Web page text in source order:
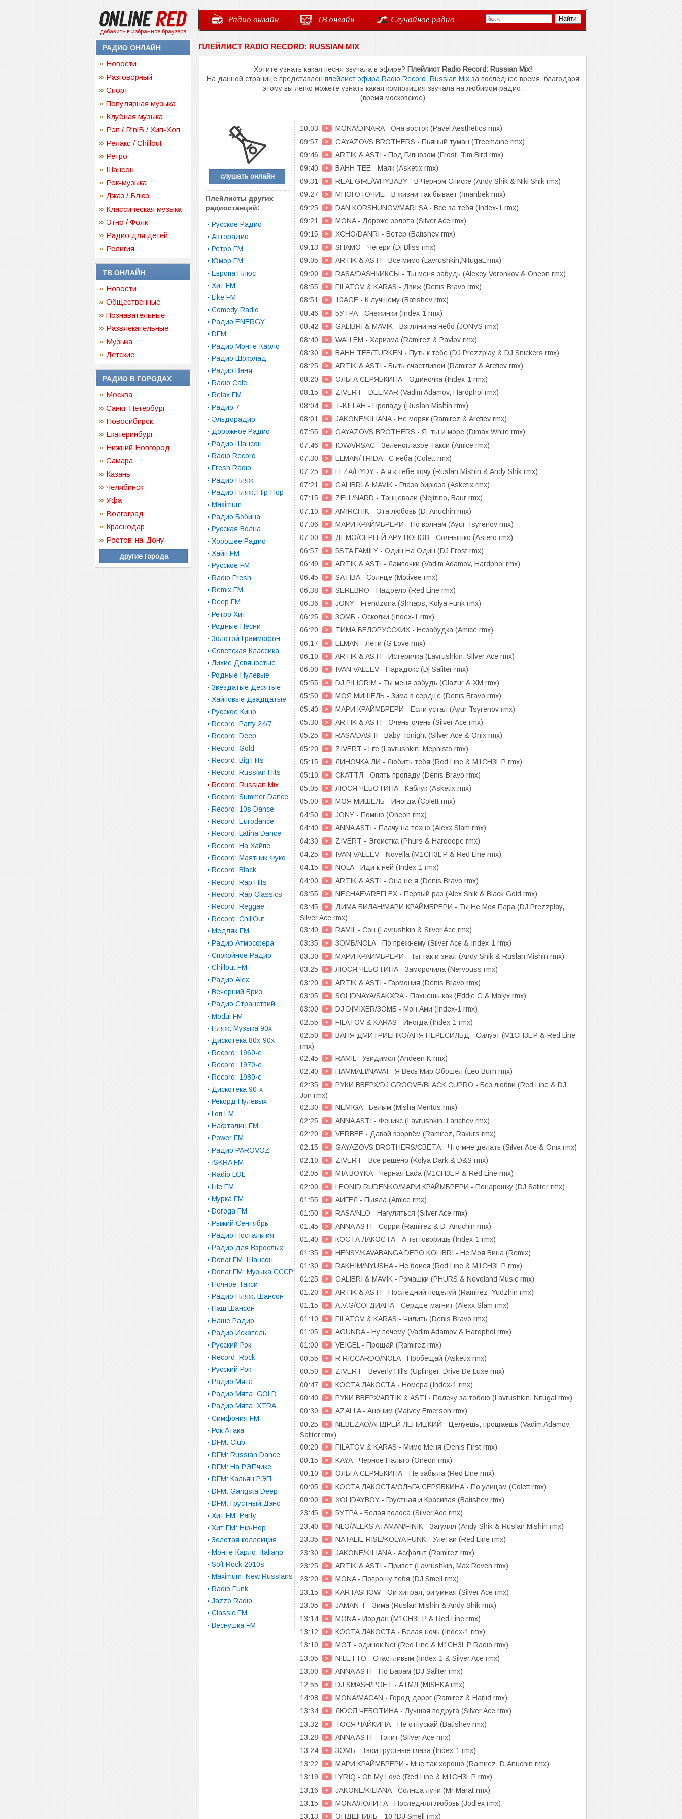
добавить в избранное браузера
Радио онлайн ТВ онлайн Случайное радио
РАДИО ОНЛАЙН
Новости
Разговорный
Спорт
Популярная музыка
Клубная музыка
Рэп / R'n'B / Хип-Хоп
Релакс / Chillout
Ретро
Шансон
Рок-музыка
Джаз / Блюз
Классическая музыка
Этно / Фолк
Радио для детей
Религия
ТВ ОНЛАЙН
Новости
Общественные
Познавательные
Развлекательные
Музыка
Детские
РАДИО В ГОРОДАХ
Москва
Санкт-Петербург
Новосибирск
Екатеринбург
Нижний Новгород
Самара
Казань
Челябинск
Уфа
Волгоград
Краснодар
Ростов-на-Дону
другие города
ПЛЕЙЛИСТ RADIO RECORD: RUSSIAN MIX
Хотите узнать какая песня звучала в эфире? Плейлист Radio Record: Russian Mix!
На данной странице представлен плейлист эфира Radio Record: Russian Mixза последнее время, благодаря
этому вы легко можете узнать какая композиция звучала на любимом радио.
(время московское)
слушать онлайн
Плейлисты других
радиостанций:
Русское Радио
Авторадио
Ретро FM
Юмор FM
Европа Плюс
Хит FM
Like FM
Comedy Radio
Радио ENERGY
DFM
Радио Монте-Карло
Радио Шоколад
Радио Ваня
Radio Cafe
Relax FM
Радио 7
Эльдорадио
Дорожное Радио
Радио Шансон
Radio Record
Fresh Radio
Радио Пляж
Радио Пляж: Hip-Hop
Maximum
Радио Бобина
Русская Волна
Хорошее Радио
Хайп FM
Русское FM
Radio Fresh
Remix FM
Deep FM
Ретро Хит
Родные Песни
Золотой Граммофон
Советская Классика
Лихие Девяностые
Родные Нулевые
Звездатые Десятые
Хайповые Двадцатые
Русское Кино
Record: Party 24/7
Record: Deep
Record: Gold
Record: Big Hits
Record: Russian Hits
Record: Russian Mix
Record: Summer Dance
Record: 10s Dance
Record: Eurodance
Record: Latina Dance
Record: На Хайпе
Record: Маятник Фуко
Record: Black
Record: Rap Hits
Record: Rap Classics
Record: Reggae
Record: ChillOut
Медляк FM
Радио Атмосфера
Спокойное Радио
Chillout FM
Радио Alex
Вечерний Бриз
Радио Странствий
Modul FM
Пляж: Музыка 90х
Дискотека 80х-90х
Record: 1960-e
Record: 1970-e
Record: 1980-e
Дискотека 90-х
Рекорд Нулевых
Гоп FM
Нафталин FM
Power FM
Радио PAROVOZ
ISKRA FM
Radio LOL
Life FM
Мурка FM
Doroga FM
Рыжий Сентябрь
Радио Ностальгия
Радио для Взрослых
Donat FM: Шансон
Donat FM: Музыка СССР
Ночное Такси
Радио Пляж: Шансон
Наш Шансон
Наше Радио
Радио Искатель
Русский Рок
Record: Rock
Русский Рок
Радио Мята
Радио Мята: GOLD
Радио Мята: XTRA
Симфония FM
Рок Атака
DFM: Club
DFM: Russian Dance
DFM: На РЭПчике
DFM: Кальян РЭП
DFM: Gangsta Deep
DFM: Грустный Дэнс
Хит FM: Party
Хит FM: Hip-Hop
Золотая коллекция
Монте-Карло: Italiano
Soft Rock 2010s
Maximum: New Russians
Radio Funk
Jazzo Radio
Classic FM
Веснушка FM
10:03
MONA/DINARA - Она восток (Pavel Aesthetics rmx)
09:57
GAYAZOVS BROTHERS - Пьяный туман (Treemaine rmx)
09:46
ARTIK & ASTI - Под Гипнозом (Frost, Tim Bird rmx)
09:40
BAHH TEE - Маяк (Asketix rmx)
09:31
REAL GIRL/WHYBABY - В Чёрном Списке (Andy Shik & Niki Shik rmx)
09:27
МНОГОТОЧИЕ - В жизни так бывает (Imanbek rmx)
09:25
DAN KORSHUNOV/MARI SA - Все за тебя (Index-1 rmx)
09:21
MONA - Дороже золота (Silver Ace rmx)
09:15
XCHO/DANRI - Ветер (Batishev rmx)
09:13
SHAMO - Чегери (Dj Bliss rmx)
09:05
ARTIK & ASTI - Все мимо (Lavrushkin,NitugaL rmx)
09:00
RASA/DASHI/ИКСЫ - Ты меня забудь (Alexey Voronkov & Oneon rmx)
08:55
FILATOV & KARAS - Движ (Denis Bravo rmx)
08:51
10AGE - К лучшему (Batishev rmx)
08:46
5УТРА - Снежинки (Index-1 rmx)
08:42
GALIBRI & MAVIK - Взгляни на небо (JONVS rmx)
08:40
WALLEM - Харизма (Ramirez & Pavlov rmx)
08:30
BAHH TEE/TURKEN - Путь к тебе (DJ Prezzplay & DJ Snickers rmx)
08:25
ARTIK & ASTI - Быть счастливои (Ramirez & Arefiev rmx)
08:20
ОЛЬГА СЕРЯБКИНА - Одиночка (Index-1 rmx)
08:15
ZIVERT - DEL MAR (Vadim Adamov, Hardphol rmx)
08:04
T-KILLAH - Пропаду (Ruslan Mishin rmx)
08:01
JAKONE/KILIANA - Не моряк (Ramirez & Arefiev rmx)
07:55
GAYAZOVS BROTHERS - Я, ты и море (Dimax White rmx)
07:46
IOWA/RSAC - Зеленоглазое Такси (Amice rmx)
07:30
ELMAN/TRIDA - С неба (Colett rmx)
07:25
LI ZA/HYDY - А я к тебе хочу (Ruslan Mishin & Andy Shik rmx)
07:21
GALIBRI & MAVIK - Глаза бирюза (Asketix rmx)
07:15
ZELL/NARD - Танцевали (Nejtrino, Baur rmx)
07:10
AMIRCHIK - Эта любовь (D. Anuchin rmx)
07:06
МАРИ КРАЙМБРЕРИ - По волнам (Ayur Tsyrenov rmx)
07:00
ДЕМО/СЕРГЕЙ АРУТЮНОВ - Солнышко (Astero rmx)
06:57
5STA FAMILY - Один На Один (DJ Frost rmx)
06:49
ARTIK & ASTI - Лампочки (Vadim Adamov, Hardphol rmx)
06:45
SATIBA - Солнце (Motivee rmx)
06:38
SEREBRO - Надоело (Red Line rmx)
06:36
JONY - Frendzona (Shnaps, Kolya Funk rmx)
06:25
ЗОМБ - Осколки (Index-1 rmx)
06:20
ТИМА БЕЛОРУССКИХ - Незабудка (Amice rmx)
06:17
ELMAN - Лети (G Love rmx)
06:10
ARTIK & ASTI - Истеричка (Lavrushkin, Silver Ace rmx)
06:00
IVAN VALEEV - Парадокс (Dj Safiter rmx)
05:55
DJ PILIGRIM - Ты меня забудь (Glazur & XM rmx)
05:50
МОЯ МИШЕЛЬ - Зима в сердце (Denis Bravo rmx)
05:40
МАРИ КРАЙМБРЕРИ - Если устал (Ayur Tsyrenov rmx)
05:30
ARTIK & ASTI - Очень-очень (Silver Ace rmx)
05:25
RASA/DASHI - Baby Tonight (Silver Ace & Onix rmx)
05:20
ZIVERT - Life (Lavrushkin, Mephisto rmx)
05:15
ЛИНОЧКА ЛИ - Любить тебя (Red Line & M1CH3L P rmx)
05:10
СКАТТЛ - Опять пропаду (Denis Bravo rmx)
05:05
ЛЮСЯ ЧЕБОТИНА - Каблук (Asketix rmx)
05:00
МОЯ МИШЕЛЬ - Иногда (Colett rmx)
04:50
JONY - Помню (Oneon rmx)
04:40
ANNA ASTI - Плачу на техно (Alexx Slam rmx)
04:30
ZIVERT - Эгоистка (Phurs & Harddope rmx)
04:25
IVAN VALEEV - Novella (M1CH3L P & Red Line rmx)
04:15
NOLA - Иди к ней (Index-1 rmx)
04:00
ARTIK & ASTI - Она не я (Denis Bravo rmx)
03:55
NECHAEV/REFLEX - Первый раз (Alex Shik & Black Gold rmx)
03:45
ДИМА БИЛАН/МАРИ КРАЙМБРЕРИ - Ты Не Моя Пара (DJ Prezzplay,
Silver Ace rmx)
03:40
RAMIL - Сон (Lavrushkin & Silver Ace rmx)
03:35
ЗОМБ/NOLA - По прежнему (Silver Ace & Index-1 rmx)
03:30
МАРИ КРАИМБРЕРИ - Ты так и знал (Andy Shik & Ruslan Mishin rmx)
03:25
ЛЮСЯ ЧЕБОТИНА - Заморочила (Nervouss rmx)
03:20
ARTIK & ASTI - Гармония (Denis Bravo rmx)
03:05
SOLIDNAYA/SAKXRA - Пахнешь как (Eddie G & Malyx rmx)
03:00
DJ DIMIXER/ЗОМБ - Мон Ами (Index-1 rmx)
02:55
FILATOV & KARAS - Иногда (Index-1 rmx)
02:50
ВАНЯ ДМИТРИЕНКО/АНЯ ПЕРЕСИЛЬД - Силуэт (M1CH3L P & Red Line
rmx)
02:45
RAMIL - Увидимся (Andeen K rmx)
02:40
HAMMALI/NAVAI - Я Весь Мир Обошёл (Leo Burn rmx)
02:35
РУКИ ВВЕРХ/DJ GROOVE/BLACK CUPRO - Без любви (Red Line & DJ
Jon rmx)
02:30
NEMIGA - Белым (Misha Mentos rmx)
02:25
ANNA ASTI - Феникс (Lavrushkin, Larichev rmx)
02:20
VERBEE - Давай взорвём (Ramirez, Rakurs rmx)
02:15
GAYAZOVS BROTHERS/СВЕТА - Что мне делать (Silver Ace & Onix rmx)
02:10
ZIVERT - Всё решено (Kolya Dark & D&S rmx)
02:05
MIA BOYKA - Черная Lada (M1CH3L P & Red Line rmx)
02:00
LEONID RUDENKO/МАРИ КРАЙМБРЕРИ - Понарошку (DJ Safiter rmx)
01:55
АИГЕЛ - Пыяла (Amice rmx)
01:50
RASA/NLO - Нагуляться (Silver Ace rmx)
01:45
ANNA ASTI - Сорри (Ramirez & D. Anuchin rmx)
01:40
КОСТА ЛАКОСТА - А ты говоришь (Index-1 rmx)
01:35
HENSY/KAVABANGA DEPO KOLIBRI - Не Моя Вина (Remix)
01:30
RAKHIM/NYUSHA - Не боися (Red Line & M1CH3L P rmx)
01:25
GALIBRI & MAVIK - Ромашки (PHURS & Novoland Music rmx)
01:20
ARTIK & ASTI - Последний поцелуй (Ramirez, Yudzhin rmx)
01:15
A.V.G/СОГДИАНА - Сердце-магнит (Alexx Slam rmx)
01:10
FILATOV & KARAS - Чилить (Denis Bravo rmx)
01:05
AGUNDA - Ну почему (Vadim Adamov & Hardphol rmx)
01:00
VEIGEL - Прощай (Ramirez rmx)
00:55
R RICCARDO/NOLA - Пообещай (Asketix rmx)
00:50
ZIVERT - Beverly Hills (Upfinger, Drive De Luxe rmx)
00:47
КОСТА ЛАКОСТА - Номера (Index-1 rmx)
00:40
РУКИ ВВЕРХ/ARTIK & ASTI - Полечу за тобою (Lavrushkin, Nitugal rmx)
00:30
AZALI A - Аноним (Matvey Emerson rmx)
00:25
NEBEZAO/АНДРЕЙ ЛЕНИЦКИЙ - Целуешь, прощаешь (Vadim Adamov,
Safiter rmx)
00:20
FILATOV & KARAS - Мимо Меня (Denis First rmx)
00:15
KAYA - Черное Пальто (Oneon rmx)
00:10
ОЛЬГА СЕРЯБКИНА - Не забыла (Red Line rmx)
00:05
КОСТА ЛАКОСТА/ОЛЬГА СЕРЯБКИНА - По улицам (Colett rmx)
00:00
XOLIDAYBOY - Грустная и Красивая (Batishev rmx)
23:45
5УТРА - Белая полоса (Silver Ace rmx)
23:40
NLO/ALEKS ATAMAN/FINIK - Загулял (Andy Shik & Ruslan Mishin rmx)
23:35
NATALIE RISE/KOLYA FUNK - Улетаи (Red Line rmx)
23:30
JAKONE/KILIANA - Асфальт (Ramirez rmx)
23:25
ARTIK & ASTI - Привет (Lavrushkin, Max Roven rmx)
23:20
MONA - Попрошу тебя (DJ Smell rmx)
23:15
KARTASHOW - Ои хитрая, ои умная (Silver Ace rmx)
23:05
JAMAN T - Зима (Ruslan Mishin & Andy Shik rmx)
13:14
MONA - Иордан (M1CH3L P & Red Line rmx)
13:12
КОСТА ЛАКОСТА - Белая ночь (Index-1 rmx)
13:10
МОТ - одинок.Net (Red Line & M1CH3L P Radio rmx)
13:05
NILETTO - Счастливым (Index-1 & Silver Ace rmx)
13:00
ANNA ASTI - По Барам (DJ Safiter rmx)
12:55
DJ SMASH/POЕT - АТМЛ (MISHKA rmx)
14:08
MONA/MACAN - Город дорог (Ramirez & Harlid rmx)
13:34
ЛЮСЯ ЧЕБОТИНА - Лучшая подруга (Silver Ace rmx)
13:32
ТОСЯ ЧАЙКИНА - Не отпускай (Batishev rmx)
13:28
ANNA ASTI - Топит (Silver Ace rmx)
13:24
ЗОМБ - Твои грустные глаза (Index-1 rmx)
13:22
МАРИ КРАЙМБРЕРИ - Мне так хорошо (Ramirez, D.Anuchin rmx)
13:19
LYRIQ - Oh My Love (Red Line & M1CH3L P rmx)
13:16
JAKONE/KILIANA - Солнца лучи (Mr Marat rmx)
13:15
MONA/ЛОЛИТА - Последняя любовь (Jodlex rmx)
13:13
ЭНДШПИЛЬ - 10 (DJ Smell rmx)